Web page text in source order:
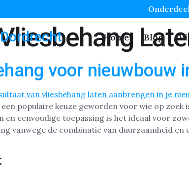
Home Blog
voor nieuwbouw
een populaire keuze geworden voor wie op
en eenvoudige toepassing is het ideaal voor
vanwege de combinatie van duurzaamheid